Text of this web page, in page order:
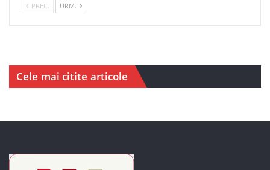
PREC. URM.
Cele mai citite articole